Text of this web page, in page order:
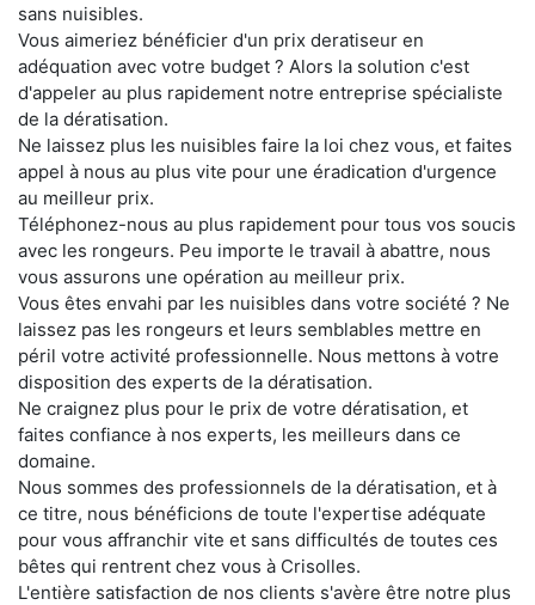
sans nuisibles.
Vous aimeriez bénéficier d'un prix deratiseur en
adéquation avec votre budget ? Alors la solution c'est
d'appeler au plus rapidement notre entreprise spécialiste
de la dératisation.
Ne laissez plus les nuisibles faire la loi chez vous, et faites
appel à nous au plus vite pour une éradication d'urgence
au meilleur prix.
Téléphonez-nous au plus rapidement pour tous vos soucis
avec les rongeurs. Peu importe le travail à abattre, nous
vous assurons une opération au meilleur prix.
Vous êtes envahi par les nuisibles dans votre société ? Ne
laissez pas les rongeurs et leurs semblables mettre en
péril votre activité professionnelle. Nous mettons à votre
disposition des experts de la dératisation.
Ne craignez plus pour le prix de votre dératisation, et
faites confiance à nos experts, les meilleurs dans ce
domaine.
Nous sommes des professionnels de la dératisation, et à
ce titre, nous bénéficions de toute l'expertise adéquate
pour vous affranchir vite et sans difficultés de toutes ces
bêtes qui rentrent chez vous à Crisolles.
L'entière satisfaction de nos clients s'avère être notre plus